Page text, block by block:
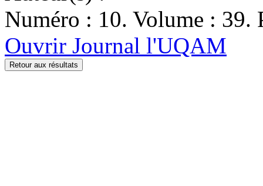
Numéro : 10. Volume : 39.
Ouvrir Journal l'UQAM
Retour aux résultats